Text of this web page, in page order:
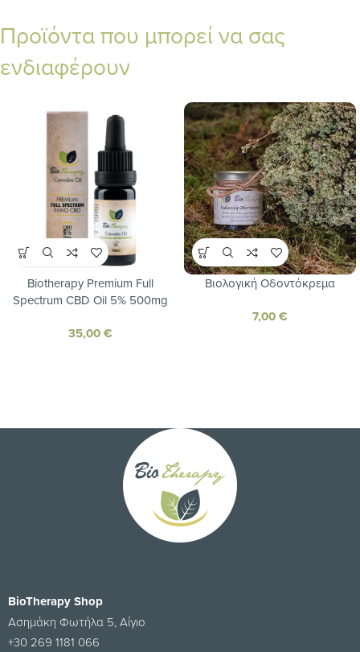
Προϊόντα που μπορεί να σας
ενδιαφέρουν
Biotherapy Premium Full
Spectrum CBD Oil 5% 500mg
35,00€
Βιολογική Οδοντόκρεμα
7,00€
BioTherapy Shop
Ασημάκη Φωτήλα 5, Αίγιο
+30 269 1181 066